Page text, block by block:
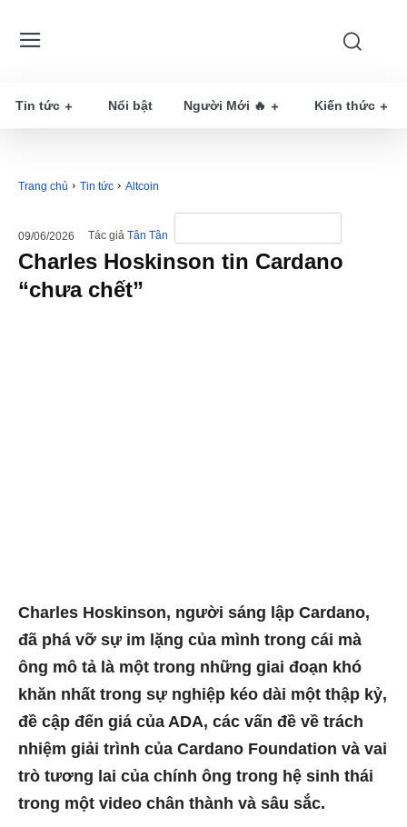
Tin tức Nổi bật Người Mới 🔥 Kiến thức
Trang chủ Tin tức Altcoin
09/06/2026 Tác giả Tân Tân
Charles Hoskinson tin Cardano
“chưa chết”
Charles Hoskinson, người sáng lập Cardano,
đã phá vỡ sự im lặng của mình trong cái mà
ông mô tả là một trong những giai đoạn khó
khăn nhất trong sự nghiệp kéo dài một thập kỷ,
đề cập đến giá của ADA, các vấn đề về trách
nhiệm giải trình của Cardano Foundation và vai
trò tương lai của chính ông trong hệ sinh thái
trong một video chân thành và sâu sắc.